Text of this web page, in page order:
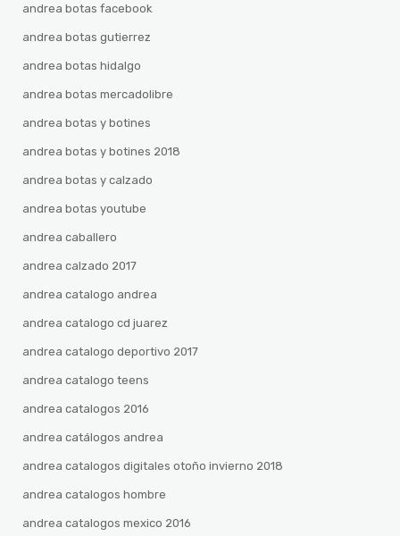
andrea botas facebook
andrea botas gutierrez
andrea botas hidalgo
andrea botas mercadolibre
andrea botas y botines
andrea botas y botines 2018
andrea botas y calzado
andrea botas youtube
andrea caballero
andrea calzado 2017
andrea catalogo andrea
andrea catalogo cd juarez
andrea catalogo deportivo 2017
andrea catalogo teens
andrea catalogos 2016
andrea catálogos andrea
andrea catalogos digitales otoño invierno 2018
andrea catalogos hombre
andrea catalogos mexico 2016